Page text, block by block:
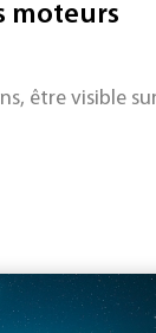
feront
moteurs
être visible